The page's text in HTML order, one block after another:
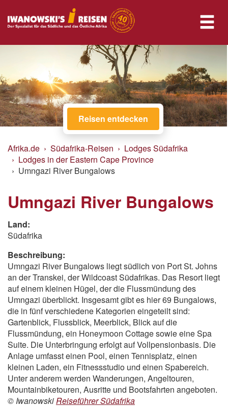
Reisen entdecken
Afrika.de Südafrika-Reisen
Lodges Südafrika
Lodges in der Eastern Cape Province
Umngazi River Bungalows
Umngazi River Bungalows
Land:
Südafrika
Beschreibung:
Umngazi River Bungalows liegt südlich von Port St. Johns
an der Transkei, der Wildcoast Südafrikas. Das Resort liegt
auf einem kleinen Hügel, der die Flussmündung des
Umngazi überblickt. Insgesamt gibt es hier 69 Bungalows,
die in fünf verschiedene Kategorien eingeteilt sind:
Gartenblick, Flussblick, Meerblick, Blick auf die
Flussmündung, ein Honeymoon Cottage sowie eine Spa
Suite. Die Unterbringung erfolgt auf Vollpensionbasis. Die
Anlage umfasst einen Pool, einen Tennisplatz, einen
kleinen Laden, ein Fitnessstudio und einen Spabereich.
Unter anderem werden Wanderungen, Angeltouren,
Mountainbiketouren, Ausritte und Bootsfahrten angeboten.
© IwanowskiReiseführer Südafrika